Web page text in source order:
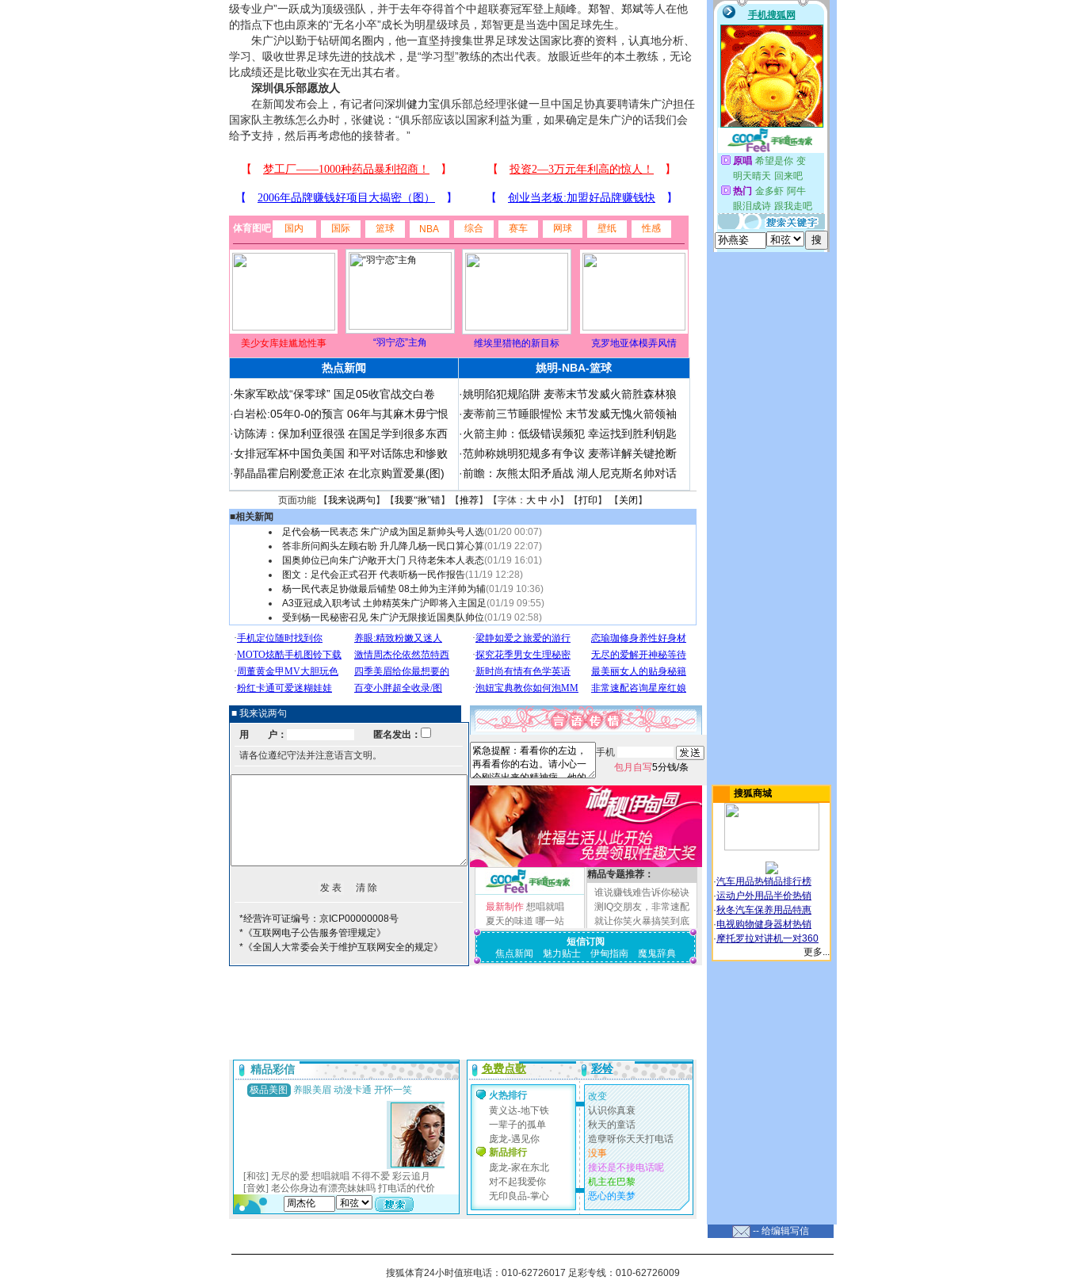
级专业户”一跃成为顶级强队，并于去年夺得首个中超联赛冠军登上颠峰。 郑智 郑斌等人在他
的指点下也由原来的“无名小卒”成长为明星级球员，郑智更是当选中国足球先生。
朱广沪以勤于钻研闻名圈内，他一直坚持搜集世界足球发达国家比赛的资料，认真地分析、
学习、吸收世界足球先进的技战术，是“学习型”教练的杰出代表。放眼近些年的本土教练，无论
比成绩还是比敬业实在无出其右者。
深圳俱乐部愿放人
在新闻发布会上，有记者问深圳健力宝俱乐部总经理张健一旦中国足协真要聘请朱广沪担任
国家队主教练怎么办时，张健说：“俱乐部应该以国家利益为重，如果确定是朱广沪的话我们会
给予支持，然后再考虑他的接替者。”
体育图吧 国内 国际 篮球 NBA 综合 赛车 网球 壁纸 性感
美少女库娃尴尬性事 “羽宁恋”主角 维埃里猎艳的新目标 克罗地亚体模弄风情
热点新闻 姚明-NBA-篮球
·朱家军欧战“保零球” 国足05收官战交白卷
·白岩松:05年0-0的预言 06年与其麻木毋宁恨
·访陈涛：保加利亚很强 在国足学到很多东西
·女排冠军杯中国负美国 和平对话陈忠和惨败
·郭晶晶霍启刚爱意正浓 在北京购置爱巢(图)
·姚明陷犯规陷阱 麦蒂末节发威火箭胜森林狼
·麦蒂前三节睡眼惺忪 末节发威无愧火箭领袖
·火箭主帅：低级错误频犯 幸运找到胜利钥匙
·范帅称姚明犯规多有争议 麦蒂详解关键抢断
·前瞻：灰熊太阳矛盾战 湖人尼克斯名帅对话
页面功能 【我来说两句 】【我要“揪”错】【推荐】【字体： 大 中 小】【打印 】 【 关闭 】
■相关新闻
足代会杨一民表态 朱广沪成为国足新帅头号人选(01/20 00:07)
答非所问阎头左顾右盼 升几降几杨一民口算心算(01/19 22:07)
国奥帅位已向朱广沪敞开大门 只待老朱本人表态(01/19 16:01)
图文：足代会正式召开 代表听杨一民作报告(11/19 12:28)
杨一民代表足协做最后铺垫 08土帅为主洋帅为辅(01/19 10:36)
A3亚冠成入职考试 土帅精英朱广沪即将入主国足(01/19 09:55)
受到杨一民秘密召见 朱广沪无限接近国奥队帅位(01/19 02:58)
■ 我来说两句
用 户：
匿名发出：
请各位遵纪守法并注意语言文明。
*经营许可证编号：京ICP00000008号
*《互联网电子公告服务管理规定》
*《全国人大常委会关于维护互联网安全的规定》
手机
包月自写5分钱/条
最新制作 想唱就唱
夏天的味道 哪一站
精品专题推荐：
谁说赚钱难告诉你秘诀
测IQ交朋友，非常速配
就让你笑火暴搞笑到底
短信订阅
焦点新闻
魅力贴士 伊甸指南 魔鬼辞典
搜狐商城
·汽车用品热销品排行榜
·运动户外用品半价热销
·秋冬汽车保养用品特惠
·电视购物健身器材热销
·摩托罗拉对讲机一对360
更多...
-- 给编辑写信
搜狐体育24小时值班电话：010-62726017 足彩专线：010-62726009